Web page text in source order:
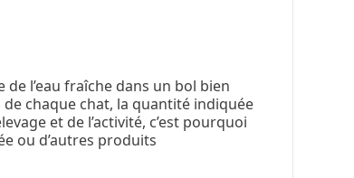
l’eau fraîche dans un bol bien
chaque chat, la quantité indiquée
et de l’activité, c’est pourquoi
ou d’autres produits